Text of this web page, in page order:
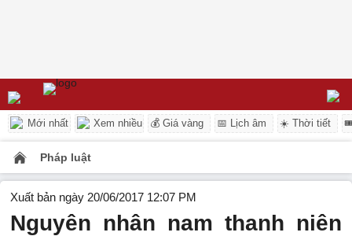
Mới nhất Xem nhiều 💰 Giá vàng 📅 Lịch âm ☀️ Thời tiết
Pháp luật
Xuất bản ngày 20/06/2017 12:07 PM
Nguyên nhân nam thanh niên